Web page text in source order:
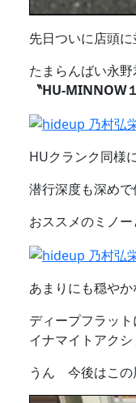
先日ついに店頭
たまらんばい永
〝HU-MINNOW
HUクランク同様
潜行深度も深め
おススメのミノー
あまりにも穏や
ディープフラッ
イナマイトアク
うん 今後はこの